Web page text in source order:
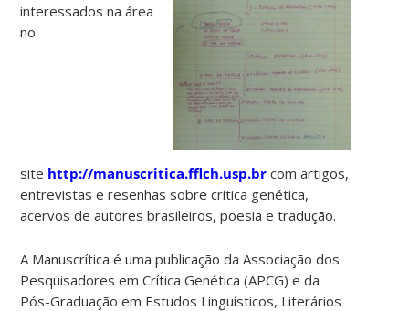
interessados na área
no
site http://manuscritica.fflch.usp.br com artigos,
entrevistas e resenhas sobre crítica genética,
acervos de autores brasileiros, poesia e tradução.
A Manuscrítica é uma publicação da Associação dos
Pesquisadores em Crítica Genética (APCG) e da
Pós-Graduação em Estudos Linguísticos, Literários